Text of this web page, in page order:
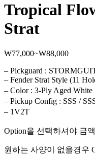
Tropical
Strat
₩77,000~₩88,000가
범
위:
– Pickguard :
– Fender Strat Style (11
– Color : 3-Ply Aged White
– Pickup Config : SSS /
– 1V2T
Option을 선택하셔야 금
원하는 사양이 없을경우